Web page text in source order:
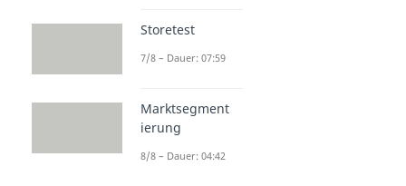
Storetest
7/8 – Dauer: 07:59
Marktsegment
ierung
8/8 – Dauer: 04:42